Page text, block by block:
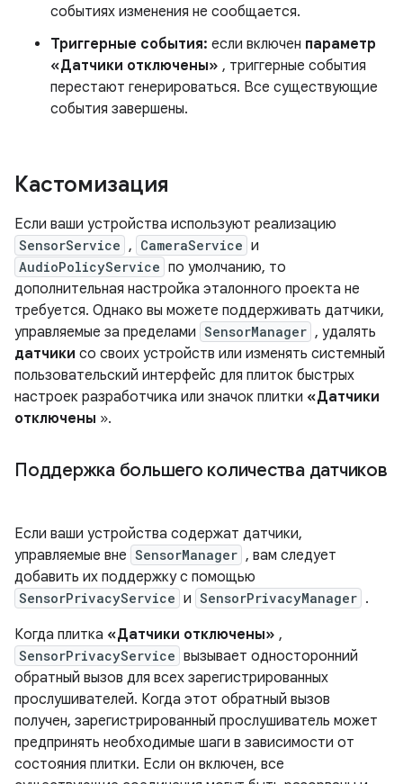
событиях изменения не сообщается.
Триггерные события: если включен параметр
«Датчики отключены» , триггерные события
перестают генерироваться. Все существующие
события завершены.
Кастомизация
Если ваши устройства используют реализацию
SensorService , CameraService и
AudioPolicyService по умолчанию, то
дополнительная настройка эталонного проекта не
требуется. Однако вы можете поддерживать датчики,
управляемые за пределами SensorManager , удалять
датчики со своих устройств или изменять системный
пользовательский интерфейс для плиток быстрых
настроек разработчика или значок плитки «Датчики
отключены ».
Поддержка большего количества датчиков
Если ваши устройства содержат датчики,
управляемые вне SensorManager , вам следует
добавить их поддержку с помощью
SensorPrivacyService и SensorPrivacyManager .
Когда плитка «Датчики отключены» ,
SensorPrivacyService вызывает односторонний
обратный вызов для всех зарегистрированных
прослушивателей. Когда этот обратный вызов
получен, зарегистрированный прослушиватель может
предпринять необходимые шаги в зависимости от
состояния плитки. Если он включен, все